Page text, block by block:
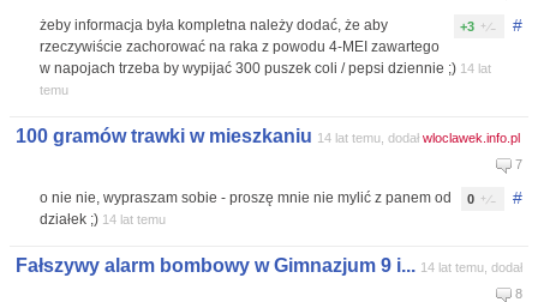
#
+3
żeby informacja była kompletna należy dodać, że aby
rzeczywiście zachorować na raka z powodu 4-MEI zawartego
w napojach trzeba by wypijać 300 puszek coli / pepsi dziennie ;) 14 lat
temu
100 gramów trawki w mieszkaniu 14 lat temu, dodał wloclawek.info.pl
7
#
0
o nie nie, wypraszam sobie - proszę mnie nie mylić z panem od
działek ;) 14 lat temu
Fałszywy alarm bombowy w Gimnazjum 9 i... 14 lat temu, dodał
8